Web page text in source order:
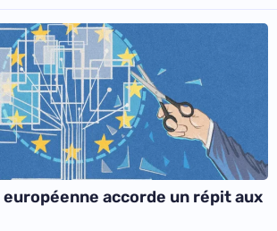
européenne accorde un répit aux